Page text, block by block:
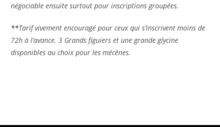
négociable ensuite surtout pour inscriptions groupées.
**Tarif vivement encouragé pour ceux qui s’inscrivent moins de
72h à l’avance. 3 Grands figuiers et une grande glycine
disponibles au choix pour les mécènes.